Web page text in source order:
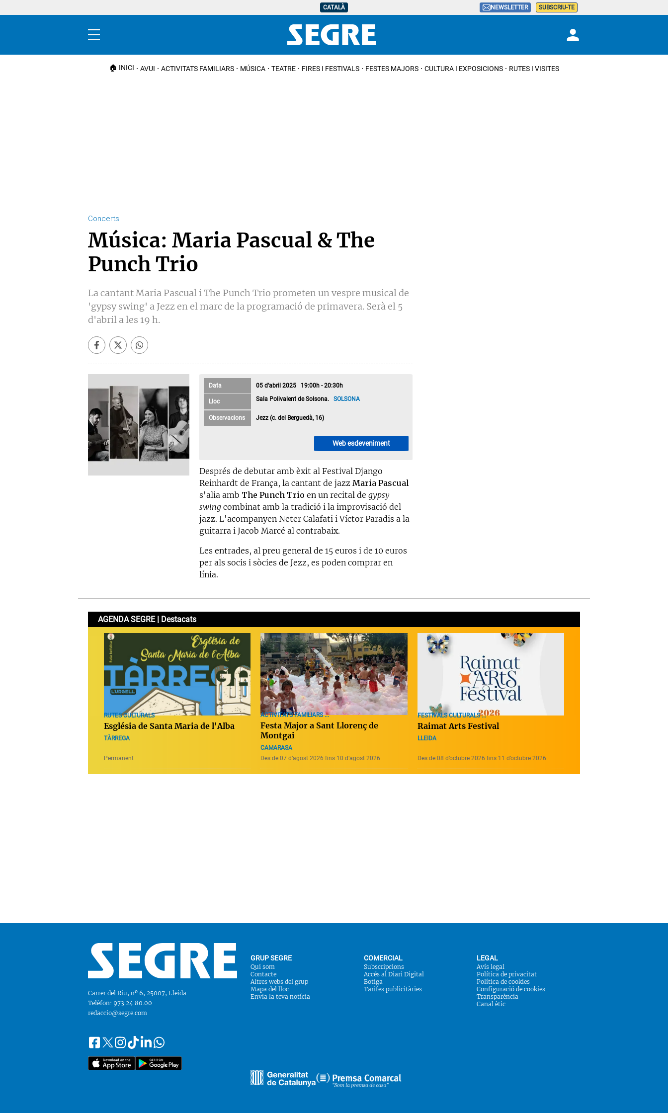
CATALÀ NEWSLETTER SUBSCRIU-TE
Menú
🏠 INICI AVUI ACTIVITATS FAMILIARS MÚSICA TEATRE FIRES I FESTIVALS FESTES MAJORS CULTURA I EXPOSICIONS RUTES I VISITES
Concerts
Música: Maria Pascual & The
Punch Trio
La cantant Maria Pascual i The Punch Trio prometen un vespre musical de
'gypsy swing' a Jezz en el marc de la programació de primavera. Serà el 5
d'abril a les 19 h.
Data 05 d’abril 2025 19:00h - 20:30h
Lloc Sala Polivalent de Solsona. SOLSONA
Observacions Jezz (c. del Berguedà, 16)
Web esdeveniment
Després de debutar amb èxit al Festival Django
Reinhardt de França, la cantant de jazz Maria Pascual
s'alia amb The Punch Trio en un recital degypsy
swing combinat amb la tradició i la improvisació del
jazz. L'acompanyen Neter Calafati i Víctor Paradis a la
guitarra i Jacob Marcé al contrabaix.
Les entrades, al preu general de 15 euros i de 10 euros
per als socis i sòcies de Jezz, es poden comprar en
línia.
AGENDA SEGRE | Destacats
RUTES CULTURALS
Església de Santa Maria de l'Alba
TÀRREGA
Permanent
ACTIVITATS FAMILIARS ...
Festa Major a Sant Llorenç de
Montgai
CAMARASA
Des de 07 d’agost 2026 fins 10 d’agost 2026
FESTIVALS CULTURALS ...
Raimat Arts Festival
LLEIDA
Des de 08 d’octubre 2026 fins 11 d’octubre 2026
Carrer del Riu, nº 6, 25007, Lleida
Telèfon: 973.24.80.00
redaccio@segre.com
Segueix-
nos
a::
FacebookInstagram
TiktokLinkedin
Whatsapp
GRUP SEGRE
Qui som
Contacte
Altres webs del grup
Mapa del lloc
Envia la teva notícia
COMERCIAL
Subscripcions
Accés al Diari Digital
Botiga
Tarifes publicitàries
LEGAL
Avís legal
Política de privacitat
Política de cookies
Configuració de cookies
Transparència
Canal ètic